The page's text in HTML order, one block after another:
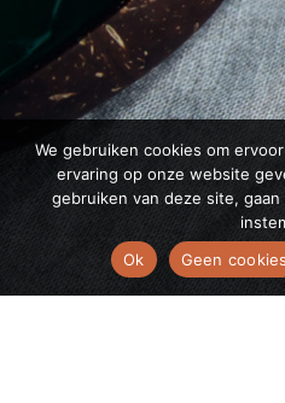
We gebruiken cookies om
ervaring op onze website
gebruiken van deze site,
Ok
Geen cookies